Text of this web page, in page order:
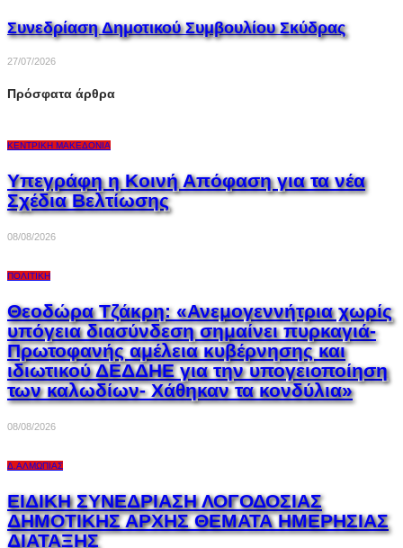
Συνεδρίαση Δημοτικού Συμβουλίου Σκύδρας
27/07/2026
Πρόσφατα άρθρα
ΚΕΝΤΡΙΚΉ ΜΑΚΕΔΟΝΊΑ
Υπεγράφη η Κοινή Απόφαση για τα νέα
Σχέδια Βελτίωσης
08/08/2026
ΠΟΛΙΤΙΚΉ
Θεοδώρα Τζάκρη: «Ανεμογεννήτρια χωρίς
υπόγεια διασύνδεση σημαίνει πυρκαγιά-
Πρωτοφανής αμέλεια κυβέρνησης και
ιδιωτικού ΔΕΔΔΗΕ για την υπογειοποίηση
των καλωδίων- Χάθηκαν τα κονδύλια»
08/08/2026
Δ.ΑΛΜΩΠΊΑΣ
ΕΙΔΙΚΗ ΣΥΝΕΔΡΙΑΣΗ ΛΟΓΟΔΟΣΙΑΣ
ΔΗΜΟΤΙΚΗΣ ΑΡΧΗΣ ΘΕΜΑΤΑ ΗΜΕΡΗΣΙΑΣ
ΔΙΑΤΑΞΗΣ